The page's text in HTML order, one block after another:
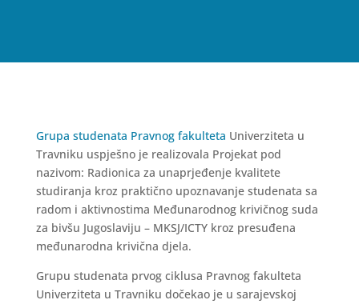
Grupa studenata Pravnog fakulteta Univerziteta u
Travniku uspješno je realizovala Projekat pod
nazivom: Radionica za unaprjeđenje kvalitete
studiranja kroz praktično upoznavanje studenata sa
radom i aktivnostima Međunarodnog krivičnog suda
za bivšu Jugoslaviju – MKSJ/ICTY kroz presuđena
međunarodna krivična djela.
Grupu studenata prvog ciklusa Pravnog fakulteta
Univerziteta u Travniku dočekao je u sarajevskoj